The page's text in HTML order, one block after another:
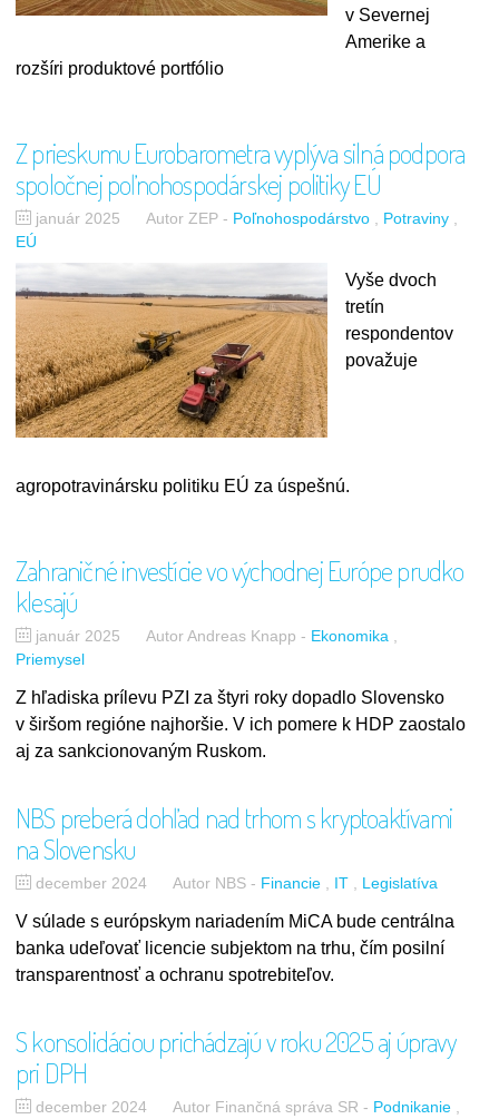
v Severnej
Amerike a
rozšíri produktové portfólio
Z prieskumu Eurobarometra vyplýva silná podpora
spoločnej poľnohospodárskej politiky EÚ
január 2025 Autor ZEP- Poľnohospodárstvo
Potraviny
EÚ
Vyše dvoch
tretín
respondentov
považuje
agropotravinársku politiku EÚ za úspešnú.
Zahraničné investície vo východnej Európe prudko
klesajú
január 2025 Autor Andreas Knapp- Ekonomika
Priemysel
Z hľadiska prílevu PZI za štyri roky dopadlo Slovensko
v širšom regióne najhoršie. V ich pomere k HDP zaostalo
aj za sankcionovaným Ruskom.
NBS preberá dohľad nad trhom s kryptoaktívami
na Slovensku
december 2024 Autor NBS- Financie IT Legislatíva
V súlade s európskym nariadením MiCA bude centrálna
banka udeľovať licencie subjektom na trhu, čím posilní
transparentnosť a ochranu spotrebiteľov.
S konsolidáciou prichádzajú v roku 2025 aj úpravy
pri DPH
december 2024 Autor Finančná správa SR- Podnikanie